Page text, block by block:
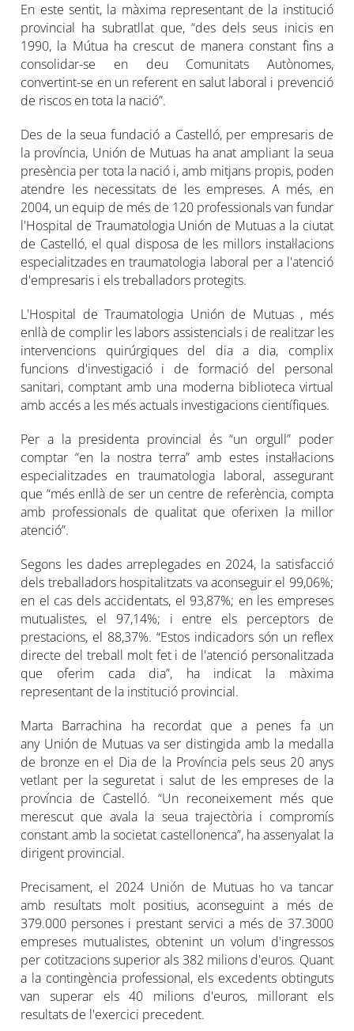
En este sentit, la màxima representant de la institució
provincial ha subratllat que, “des dels seus inicis en
1990, la Mútua ha crescut de manera constant fins a
consolidar-se en deu Comunitats Autònomes,
convertint-se en un referent en salut laboral i prevenció
de riscos en tota la nació”.
Des de la seua fundació a Castelló, per empresaris de
la província, Unión de Mutuas ha anat ampliant la seua
presència per tota la nació i, amb mitjans propis, poden
atendre les necessitats de les empreses. A més, en
2004, un equip de més de 120 professionals van fundar
l'Hospital de Traumatologia Unión de Mutuas a la ciutat
de Castelló, el qual disposa de les millors instal·lacions
especialitzades en traumatologia laboral per a l'atenció
d'empresaris i els treballadors protegits.
L'Hospital de Traumatologia Unión de Mutuas , més
enllà de complir les labors assistencials i de realitzar les
intervencions quirúrgiques del dia a dia, complix
funcions d'investigació i de formació del personal
sanitari, comptant amb una moderna biblioteca virtual
amb accés a les més actuals investigacions científiques.
Per a la presidenta provincial és “un orgull” poder
comptar “en la nostra terra” amb estes instal·lacions
especialitzades en traumatologia laboral, assegurant
que “més enllà de ser un centre de referència, compta
amb professionals de qualitat que oferixen la millor
atenció”.
Segons les dades arreplegades en 2024, la satisfacció
dels treballadors hospitalitzats va aconseguir el 99,06%;
en el cas dels accidentats, el 93,87%; en les empreses
mutualistes, el 97,14%; i entre els perceptors de
prestacions, el 88,37%. “Estos indicadors són un reflex
directe del treball molt fet i de l'atenció personalitzada
que oferim cada dia”, ha indicat la màxima
representant de la institució provincial.
Marta Barrachina ha recordat que a penes fa un
any Unión de Mutuas va ser distingida amb la medalla
de bronze en el Dia de la Província pels seus 20 anys
vetlant per la seguretat i salut de les empreses de la
província de Castelló. “Un reconeixement més que
merescut que avala la seua trajectòria i compromís
constant amb la societat castellonenca”, ha assenyalat la
dirigent provincial.
Precisament, el 2024 Unión de Mutuas ho va tancar
amb resultats molt positius, aconseguint a més de
379.000 persones i prestant servici a més de 37.3000
empreses mutualistes, obtenint un volum d'ingressos
per cotitzacions superior als 382 milions d'euros. Quant
a la contingència professional, els excedents obtinguts
van superar els 40 milions d'euros, millorant els
resultats de l'exercici precedent.